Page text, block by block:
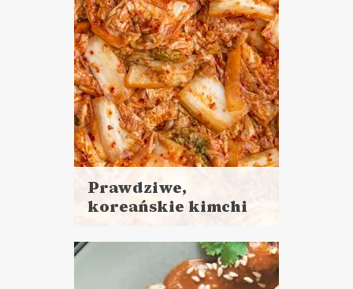
Prawdziwe,
koreańskie kimchi
więcej
PRZYSTAWKI